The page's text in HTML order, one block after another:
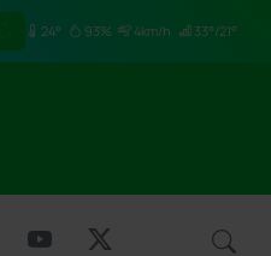
24° 93% 4km/h 33°/21°